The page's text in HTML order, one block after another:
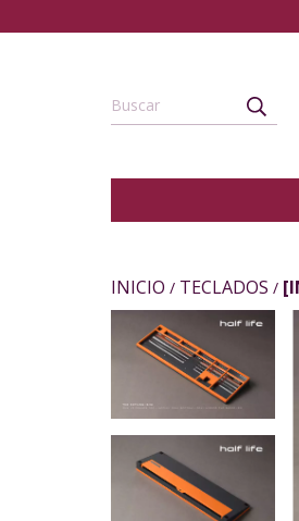
INICIO / TECLADOS /